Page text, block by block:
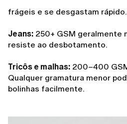
frágeis e se desgastam rápido.
Jeans: 250+ GSM geralmente
resiste ao desbotamento.
Tricôs e malhas: 200–400
Qualquer gramatura menor
bolinhas facilmente.